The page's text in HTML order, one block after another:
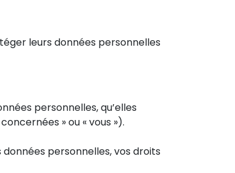
leurs données personnelles
personnelles, qu’elles
» ou « vous »).
personnelles, vos droits